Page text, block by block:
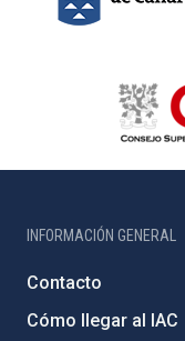
INFORMACIÓN GENERAL
Contacto
Cómo llegar al IAC